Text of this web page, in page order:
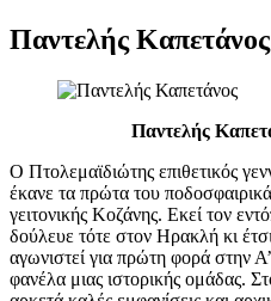
Παντελής Καπετάνος
Παντελής
Ο Πτολεμαϊδιώτης επιθετικός
έκανε τα πρώτα του
γειτονικής Κοζάνης. Εκεί τον
δούλευε τότε στον Ηρακλή κι
αγωνιστεί για πρώτη φορά στην
φανέλα μιας ιστορικής ομάδας.